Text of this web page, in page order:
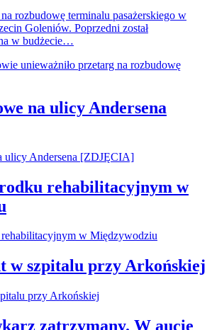
rozbudowę terminalu pasażerskiego w
Goleniów. Poprzedni został
w budżecie…
na ulicy Andersena
rehabilitacyjnym w
w szpitalu przy Arkońskiej
zatrzymany. W aucie